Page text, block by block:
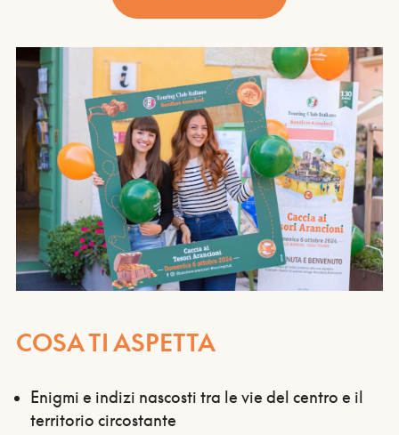
COSA TI ASPETTA
Enigmi e indizi nascosti tra le vie del centro e il
territorio circostante